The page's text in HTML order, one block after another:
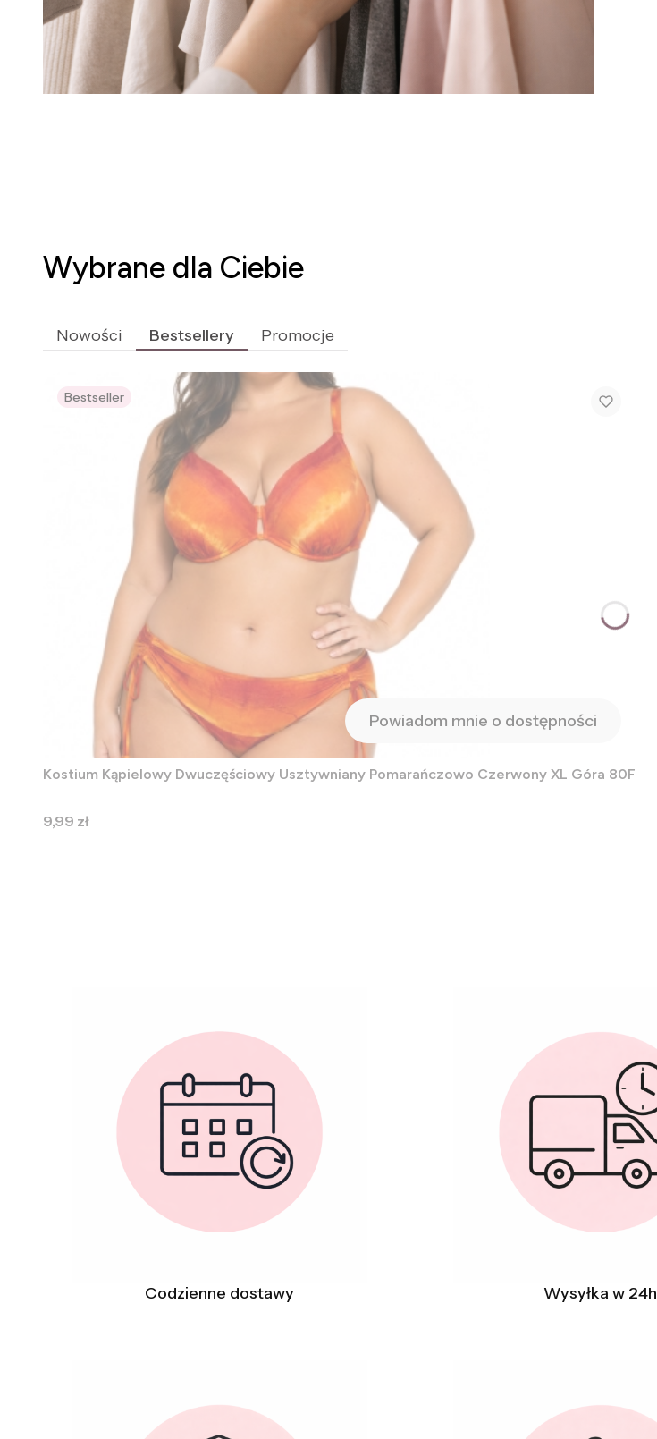
Wybrane dla Ciebie
Nowości Bestsellery Promocje
Bestseller
Powiadom mnie o dostępności
Kostium Kąpielowy Dwuczęściowy Usztywniany Pomarańczowo Czerwony XL Góra 80F
Cena
9,99 zł
Codzienne dostawy Wysyłka w 24h